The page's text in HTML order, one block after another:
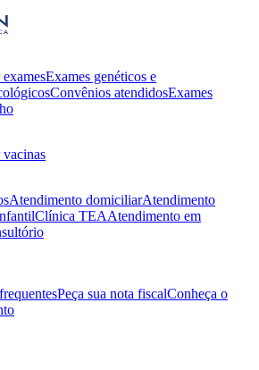
Exames genéticos e
Convênios atendidosExames
Atendimento domiciliarAtendimento
Clínica TEAAtendimento em
Peça sua nota fiscalConheça o